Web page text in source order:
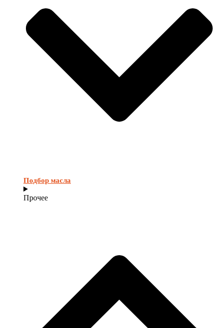
Подбор масла
Прочее